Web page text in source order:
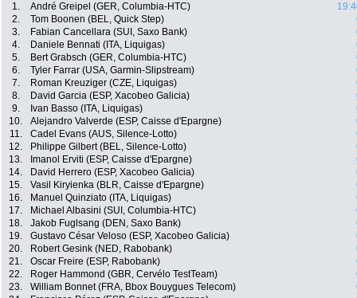
1. André Greipel (GER, Columbia-HTC)
2.
Tom Boonen (BEL, Quick Step)
3.
Fabian Cancellara (SUI, Saxo Bank)
4.
Daniele Bennati (ITA, Liquigas)
5.
Bert Grabsch (GER, Columbia-HTC)
6.
Tyler Farrar (USA, Garmin-Slipstream)
7.
Roman Kreuziger (CZE, Liquigas)
8.
David Garcia (ESP, Xacobeo Galicia)
9.
Ivan Basso (ITA, Liquigas)
10.
Alejandro Valverde (ESP, Caisse d'Epargne)
11.
Cadel Evans (AUS, Silence-Lotto)
12.
Philippe Gilbert (BEL, Silence-Lotto)
13.
Imanol Erviti (ESP, Caisse d'Epargne)
14.
David Herrero (ESP, Xacobeo Galicia)
15.
Vasil Kiryienka (BLR, Caisse d'Epargne)
16.
Manuel Quinziato (ITA, Liquigas)
17.
Michael Albasini (SUI, Columbia-HTC)
18.
Jakob Fuglsang (DEN, Saxo Bank)
19.
Gustavo César Veloso (ESP, Xacobeo Galicia)
20.
Robert Gesink (NED, Rabobank)
21.
Oscar Freire (ESP, Rabobank)
22.
Roger Hammond (GBR, Cervélo TestTeam)
23.
William Bonnet (FRA, Bbox Bouygues Telecom)